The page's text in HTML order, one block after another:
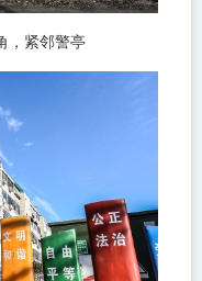
，紧邻警亭